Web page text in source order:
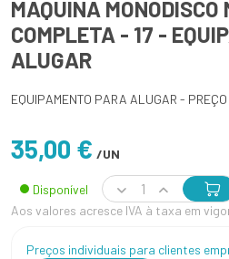
MÁQUINA
COMPLETA - 17 -
ALUGAR
EQUIPAMENTO PARA ALUGAR - PREÇO
35,00 € /UN
Disponível
Aos valores acresce IVA à taxa em
Preços individuais para clientes